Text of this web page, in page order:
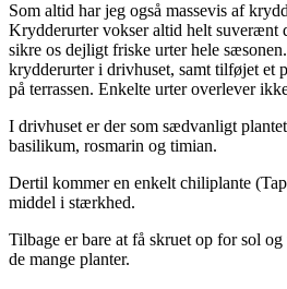
Som altid har jeg også massevis af
Krydderurter vokser altid helt suverænt
sikre os dejligt friske urter hele
krydderurter i drivhuset, samt tilføjet et
på terrassen. Enkelte urter overlever
I drivhuset er der som sædvanligt
basilikum, rosmarin og timian.
Dertil kommer en enkelt chiliplante
middel i stærkhed.
Tilbage er bare at få skruet op for sol
de mange planter.